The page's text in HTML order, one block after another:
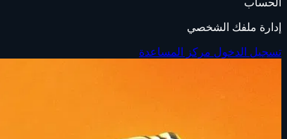
الحساب
إدارة ملفك الشخصي
تسجيل الدخول مركز المساعدة